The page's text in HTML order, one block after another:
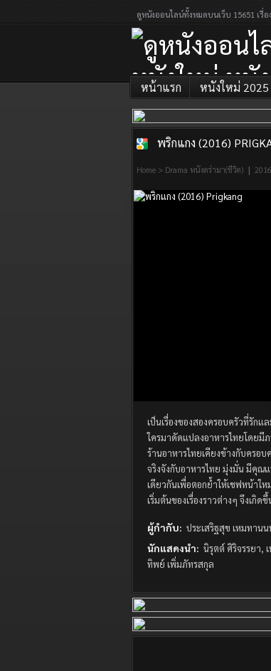
ดูหนังออนไลน์ทั้งหมดบนเว็บ 15651 เรื่
ดูหนังออนไล
หนังใหม่ หนัง
หน้าแรก หนังใหม่ 2025
พริกแกง (2016)
Home > Drama หนังดร่ามา(ชีวิต) | 2016
เป็นเรื่องของสองครอบครัวที่รัก
ใครมาดัดแปลงอาหารไทยโดย
ร้านอาหารไทยเคียงข้างกับครอ
จริงจังกับอาหารไทย มุ่งมั่น มีคุณ
เดียวกันเพื่อตอกย้ำให้เชฟหน้าใ
เริ่มต้นของเรื่องราวต่างๆ จึงเกิ
ผู้กำกับ: ประเสริฐสุข เหมทาน
นักแสดงนำ: นิรุตต์ ศิริจรรยา,
ทิพย์ เพิ่มภัทรสกุล